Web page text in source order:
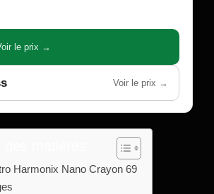
le prix →
Voir le prix →
Harmonix Nano Crayon 69